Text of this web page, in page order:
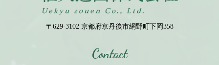
〒629-3102 京都府京丹後市網野町下岡358
Contact